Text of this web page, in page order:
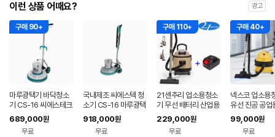
이런 상품 어때요? 광고
구매 90+
마루광택기 바닥청소
기 CS-16 씨에스테크
세척기 데코 타일 화강
석 대리석 청소
689,000원
무료
국내제조 씨에스텍 청
소기 CS-16 마루광택
기 돌돌이 바닥청소기
계
918,000원
무료
구매 110+
21센추리 업소용청소
기 무선 배터리 산업용
공업용 사무실 20리터
건식 습식 청소기
229,000원
무료
구매 40+
넥스코 업소용
유선 진공 공업
용 영업용 사무
미용실 15L
99,000원
무료